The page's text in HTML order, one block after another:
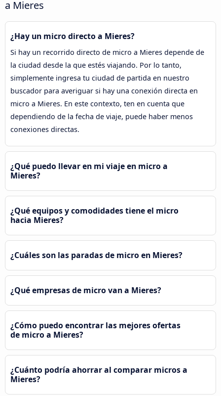
a Mieres
¿Hay un micro directo a Mieres?
Si hay un recorrido directo de micro a Mieres depende de
la ciudad desde la que estés viajando. Por lo tanto,
simplemente ingresa tu ciudad de partida en nuestro
buscador para averiguar si hay una conexión directa en
micro a Mieres. En este contexto, ten en cuenta que
dependiendo de la fecha de viaje, puede haber menos
conexiones directas.
¿Qué puedo llevar en mi viaje en micro a
Mieres?
¿Qué equipos y comodidades tiene el micro
hacia Mieres?
¿Cuáles son las paradas de micro en Mieres?
¿Qué empresas de micro van a Mieres?
¿Cómo puedo encontrar las mejores ofertas
de micro a Mieres?
¿Cuánto podría ahorrar al comparar micros a
Mieres?